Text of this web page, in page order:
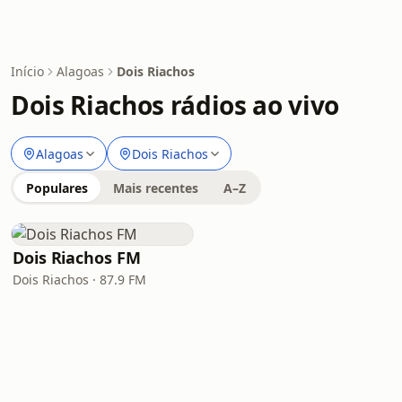
Início Alagoas Dois Riachos
Dois Riachos rádios ao vivo
Alagoas Dois Riachos
Populares Mais recentes A–Z
Dois Riachos FM
Dois Riachos · 87.9 FM